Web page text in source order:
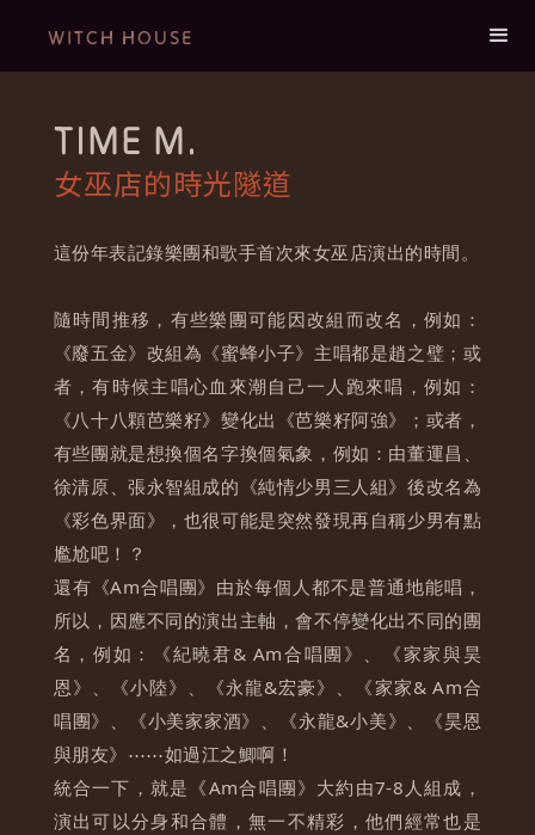
WITCH HOUSE
TIME M.
女巫店的時光隧道
這份年表記錄樂團和歌手首次來女巫店演出的時間。
隨時間推移，有些樂團可能因改組而改名，例如：
《廢五金》改組為《蜜蜂小子》主唱都是趙之璧；或
者，有時候主唱心血來潮自己一人跑來唱，例如：
《八十八顆芭樂籽》變化出《芭樂籽阿強》；或者，
有些團就是想換個名字換個氣象，例如：由董運昌、
徐清原、張永智組成的《純情少男三人組》後改名為
《彩色界面》，也很可能是突然發現再自稱少男有點
尷尬吧！？
還有《Am合唱團》由於每個人都不是普通地能唱，
所以，因應不同的演出主軸，會不停變化出不同的團
名，例如：《紀曉君& Am合唱團》、《家家與昊
恩》、《小陸》、《永龍&宏豪》、《家家& Am合
唱團》、《小美家家酒》、《永龍&小美》、《昊恩
與朋友》⋯⋯如過江之鯽啊！
統合一下，就是《Am合唱團》大約由7-8人組成，
演出可以分身和合體，無一不精彩，他們經常也是